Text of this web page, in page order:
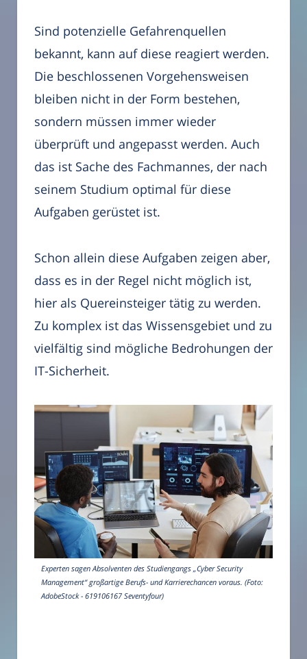
Sind potenzielle Gefahrenquellen
bekannt, kann auf diese reagiert werden.
Die beschlossenen Vorgehensweisen
bleiben nicht in der Form bestehen,
sondern müssen immer wieder
überprüft und angepasst werden. Auch
das ist Sache des Fachmannes, der nach
seinem Studium optimal für diese
Aufgaben gerüstet ist.
Schon allein diese Aufgaben zeigen aber,
dass es in der Regel nicht möglich ist,
hier als Quereinsteiger tätig zu werden.
Zu komplex ist das Wissensgebiet und zu
vielfältig sind mögliche Bedrohungen der
IT-Sicherheit.
Experten sagen Absolventen des Studiengangs „Cyber Security
Management“ großartige Berufs- und Karrierechancen voraus. (Foto:
AdobeStock - 619106167 Seventyfour)